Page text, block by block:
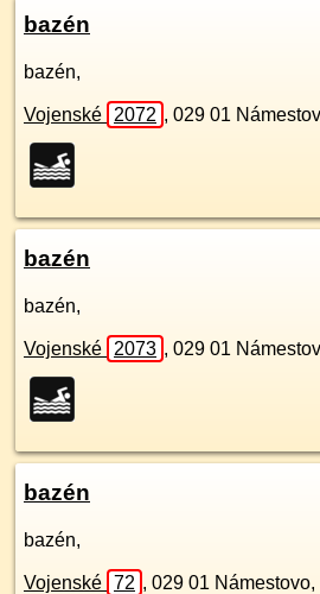
bazén
bazén,
Vojenské 2072 , 029 01
bazén
bazén,
Vojenské 2073 , 029 01
bazén
bazén,
Vojenské 72 , 029 01